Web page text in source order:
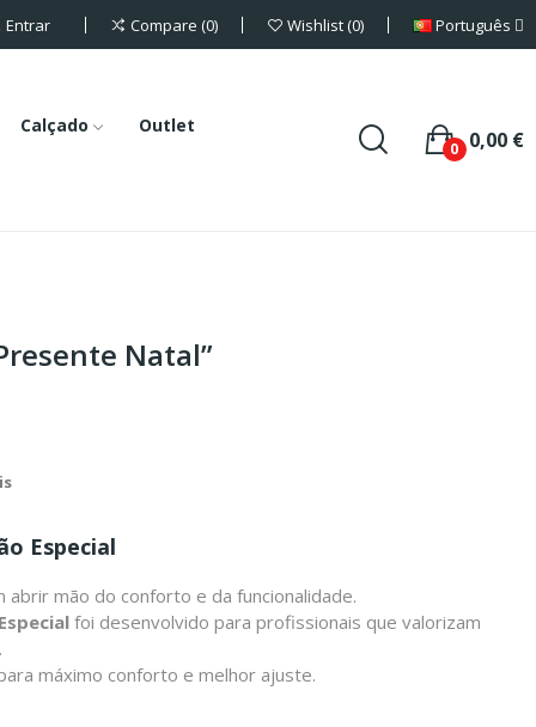
Entrar Compare 0 Wishlist 0 Português
Calçado Outlet
0,00 €
0
Natal”
Especial
mão do conforto e da funcionalidade.
foi desenvolvido para profissionais que valorizam
máximo conforto e melhor ajuste.